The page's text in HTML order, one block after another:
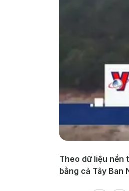
Theo dữ liệu nền
bằng cả Tây Ban